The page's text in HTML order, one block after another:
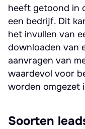
heeft getoond in
een bedrijf. Dit
het invullen van
downloaden van
aanvragen van
waardevol voor
worden omgezet
Soorten